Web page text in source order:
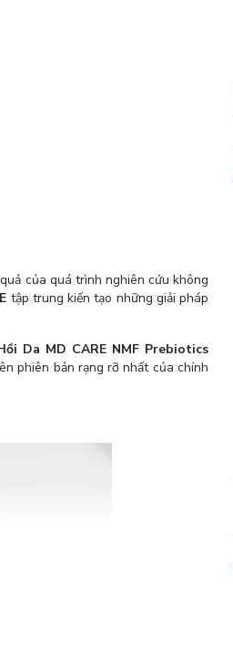
của quá trình nghiên cứu không
tập trung kiến tạo những giải pháp
Da MD CARE NMF Prebiotics
phiên bản rạng rỡ nhất của chính